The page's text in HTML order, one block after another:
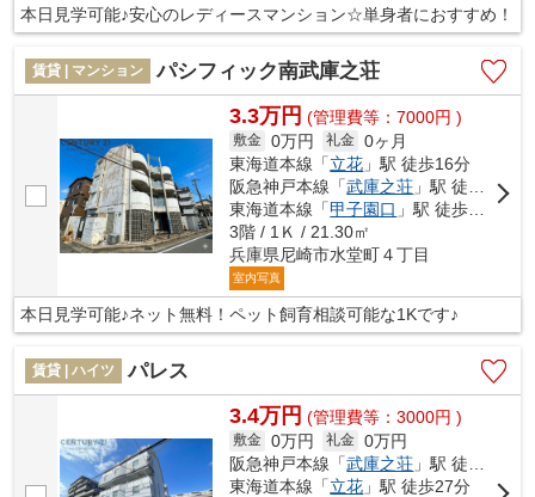
本日見学可能♪安心のレディースマンション☆単身者におすすめ！
賃貸 | マンション パシフィック南武庫之荘
3.3万円 (管理費等：7000円 )
敷金 0万円 礼金 0ヶ月
東海道本線「立花 」駅 徒歩16分
阪急神戸本線「武庫之荘 」駅 徒歩21分
東海道本線「甲子園口 」駅 徒歩24分
3階 / 1Ｋ / 21.30㎡
兵庫県尼崎市水堂町４丁目
室内写真
本日見学可能♪ネット無料！ペット飼育相談可能な1Kです♪
賃貸 | ハイツ パレス
3.4万円 (管理費等：3000円 )
敷金 0万円 礼金 0万円
阪急神戸本線「武庫之荘 」駅 徒歩5分
東海道本線「立花 」駅 徒歩27分